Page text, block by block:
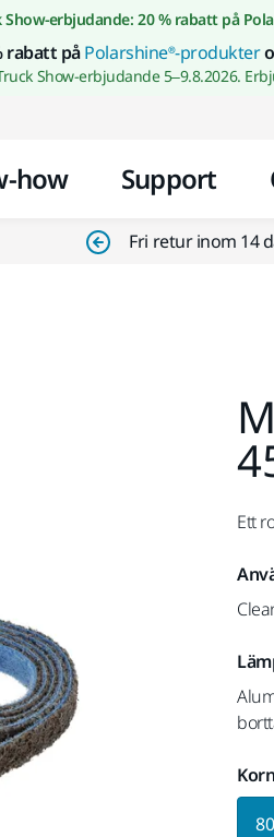
Gå till
Show-erbjudande: 20 % rabatt på
rabatt påPolarshine®-produkter
Show-erbjudande 5–9.8.2026.
how Support
Fri retur inom 14
Ett
80